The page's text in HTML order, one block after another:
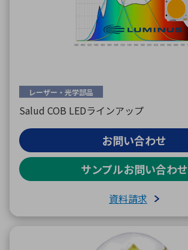
レーザー・光学部品
Salud COB LEDラインアップ
お問い合わせ
サンプルお問い合わせ
資料請求